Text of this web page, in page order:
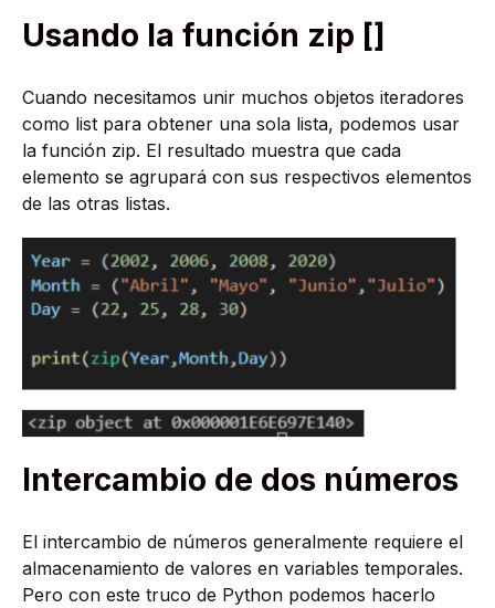
Usando la función zip []
Cuando necesitamos unir muchos objetos iteradores
como list para obtener una sola lista, podemos usar
la función zip. El resultado muestra que cada
elemento se agrupará con sus respectivos elementos
de las otras listas.
Intercambio de dos números
El intercambio de números generalmente requiere el
almacenamiento de valores en variables temporales.
Pero con este truco de Python podemos hacerlo